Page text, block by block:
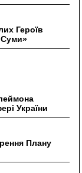
Героїв
Суми»
України
Плану